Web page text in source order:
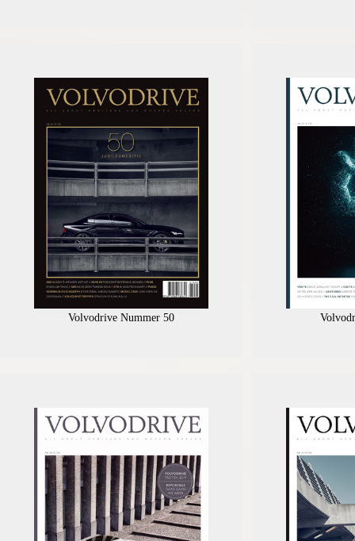
Volvodrive Nummer 50